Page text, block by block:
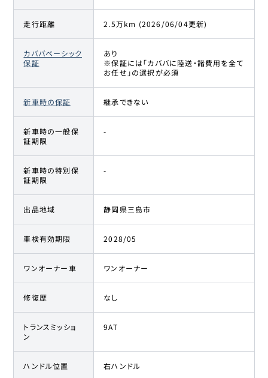
走行距離 2.5万km (2026/06/04更新)
カババベーシック
保証
あり
※保証には「カババに陸送・諸費用を全て
お任せ」の選択が必須
新車時の保証 継承できない
新車時の一般保
証期限
-
新車時の特別保
証期限
-
出品地域 静岡県三島市
車検有効期限 2028/05
ワンオーナー車 ワンオーナー
修復歴 なし
トランスミッショ
ン
9AT
ハンドル位置 右ハンドル